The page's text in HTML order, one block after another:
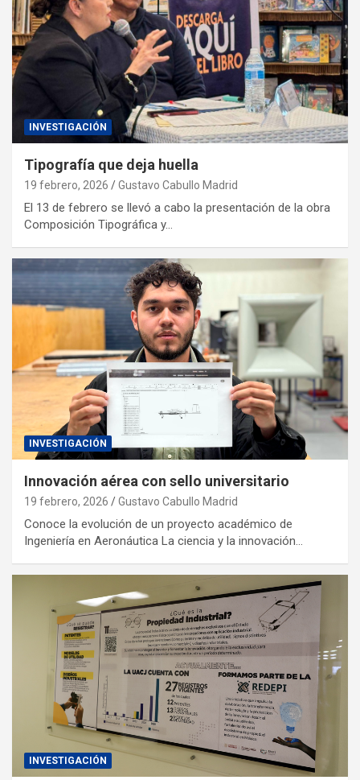
INVESTIGACIÓN
Tipografía que deja huella
19 febrero, 2026 Gustavo Cabullo Madrid
El 13 de febrero se llevó a cabo la presentación de la obra
Composición Tipográfica y…
INVESTIGACIÓN
Innovación aérea con sello universitario
19 febrero, 2026 Gustavo Cabullo Madrid
Conoce la evolución de un proyecto académico de
Ingeniería en Aeronáutica La ciencia y la innovación…
INVESTIGACIÓN